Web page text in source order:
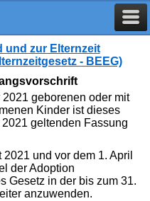
und zur Elternzeit
- BEEG)
geborenen oder mit
Kinder ist dieses
geltenden Fassung
und vor dem 1. April
der Adoption
Gesetz in der bis zum 31.
anzuwenden.